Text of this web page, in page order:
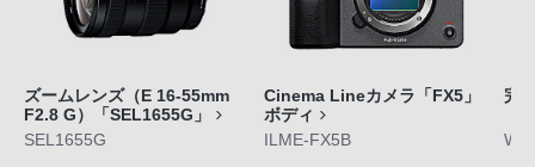
ズームレンズ（E 16-55mm
F2.8 G）「SEL1655G」
SEL1655G
Cinema Lineカメラ「FX5」
ボディ
ILME-FX5B
完